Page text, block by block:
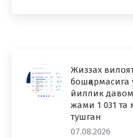
Жиззах
бошқармасига
йиллик
жами 1 031 та
тушган
07.08.2026